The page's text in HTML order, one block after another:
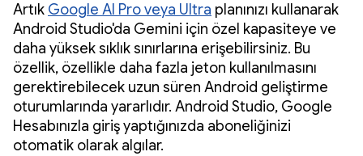
Artık Google AI Pro veya Ultra planınızı kullanarak
Android Studio'da Gemini için özel kapasiteye ve
daha yüksek sıklık sınırlarına erişebilirsiniz. Bu
özellik, özellikle daha fazla jeton kullanılmasını
gerektirebilecek uzun süren Android geliştirme
oturumlarında yararlıdır. Android Studio, Google
Hesabınızla giriş yaptığınızda aboneliğinizi
otomatik olarak algılar.